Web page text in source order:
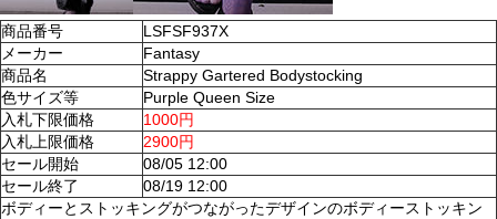
商品番号
LSFSF937X
メーカー
Fantasy
商品名
Strappy Gartered Bodystocking
色サイズ等
Purple Queen Size
入札下限価格
1000円
入札上限価格
2900円
セール開始
08/05 12:00
セール終了
08/19 12:00
ボディーとストッキングがつながったデザインのボディーストッキン